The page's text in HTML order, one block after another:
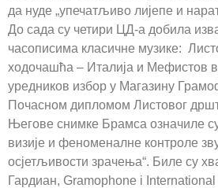
да нуде „упечатљиво лијепе и
До сада су четири ЦД-а добила
часописима класичне музике:
ходочашћа – Италија и Мефистов
уредников избор у Магазину
Почасном дипломом Листовог
Његове снимке Брамса означиле су
визије и феноменалне контроле
осјетљивости зрачења“. Биле су
Гардиан, Gramophone i